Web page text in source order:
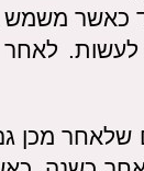
כאשר משמש
לאחר
שלאחר מכן